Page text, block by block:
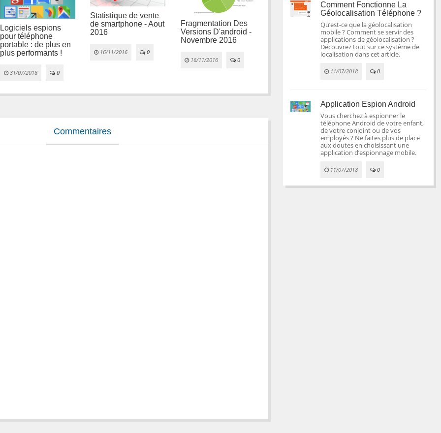
Logiciels espions
pour téléphone
portable : de plus en
plus performants !
31/07/2018 0
Statistique de vente
de smartphone - Aout
2016
16/11/2016 0
Fragmentation Des
Versions D'android -
Novembre 2016
16/11/2016 0
Fragmentation des
versions d'android -
Septembre 2016
Fragmentation des
versions d'Android -
avril 2016
Commentaires
Comment Fonctionne La
Géolocalisation Téléphone ?
Qu’est-ce que la géolocalisation
mobile ? Comment se servir des
applications de géolocalisation ?
Découvrez tout sur ce système de
localisation dans cet article.
11/07/2018 0
Application Espion Android
Vous cherchez à espionner le
téléphone Android de votre enfant,
de votre conjoint ou de vos
employés ? Ne faites plus de place
aux doutes en choisissant une
application d’espionnage mobile.
11/07/2018 0